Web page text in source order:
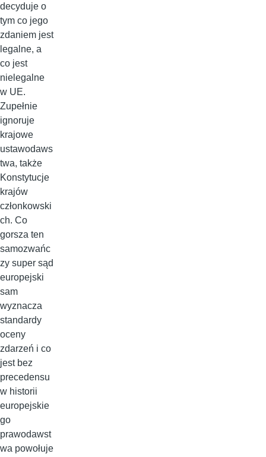
decyduje o
tym co jego
zdaniem jest
legalne, a
co jest
nielegalne
w UE.
Zupełnie
ignoruje
krajowe
ustawodaws
twa, także
Konstytucje
krajów
członkowski
ch. Co
gorsza ten
samozwańc
zy super sąd
europejski
sam
wyznacza
standardy
oceny
zdarzeń i co
jest bez
precedensu
w historii
europejskie
go
prawodawst
wa powołuje